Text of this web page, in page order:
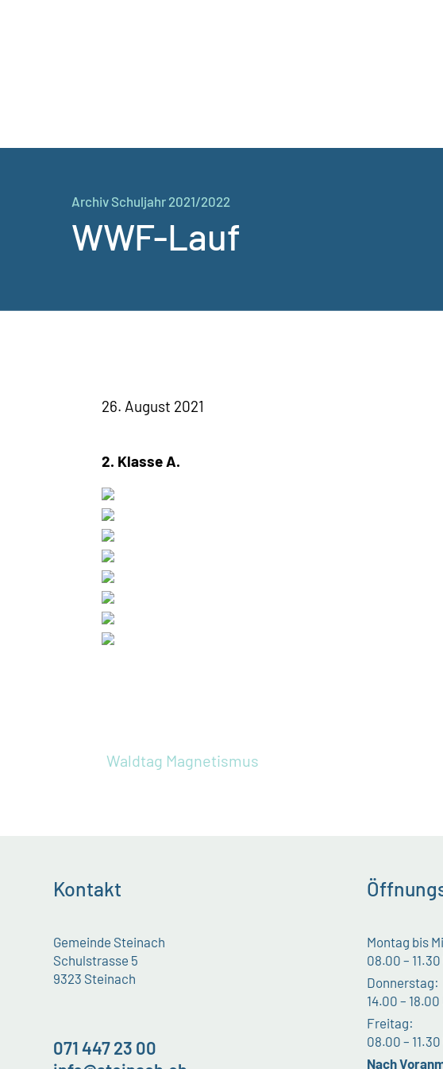
Archiv Schuljahr 2021/2022
WWF-Lauf
26. August 2021
2. Klasse A.
Waldtag Magnetismus
Kontakt
Gemeinde Steinach
Schulstrasse 5
9323 Steinach
071 447 23 00
Montag bis
08.00 –
Donnerstag:
14.00 –
Freitag:
08.00 –
Nach